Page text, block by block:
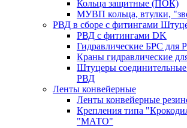
Кольца защитные (ПОК)
МУВП кольца, втулки,
РВД в сборе с фитингами
РВД с фитингами DK
Гидравлические БРС для
Краны гидравлические
Штуцеры
РВД
Ленты конвейерные
Ленты конвейерные
Крепления типа
"МАТО"